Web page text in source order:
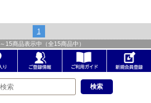
1
～ 15商品表示中（全15商品中）